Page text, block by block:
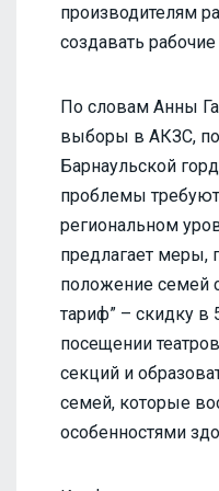
производителям
создавать рабочие
По словам Анны
выборы в АКЗС,
Барнаульской
проблемы
региональном
предлагает меры,
положение семей
тариф” – скидку в
посещении
секций и
семей, которые
особенностями